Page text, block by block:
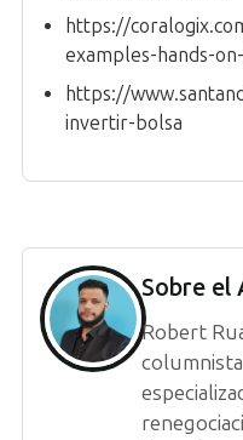
https://
examples-hands-
https://
invertir-bolsa
Sobre el
Robert